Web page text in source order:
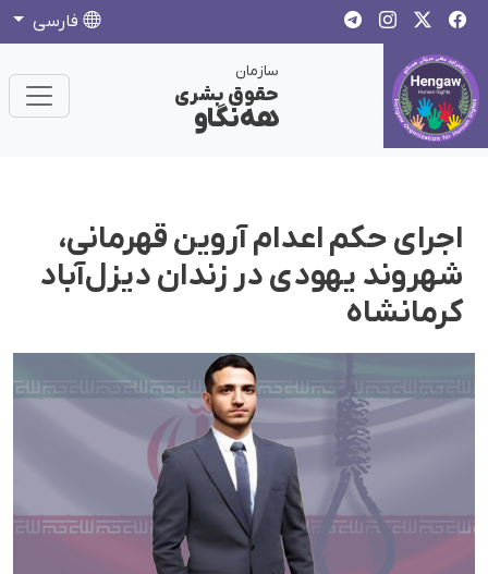
فارسی
سازمان
حقوق بشری
هەنگاو
اجرای حکم اعدام آروین قهرمانی،
شهروند یهودی در زندان دیزل‌آباد
کرمانشاه